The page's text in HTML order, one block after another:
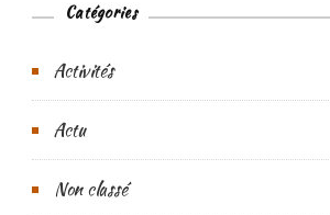
Catégories
Activités
Actu
Non classé